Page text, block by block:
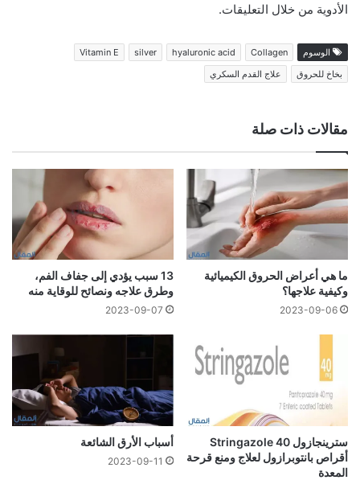
الأدوية من خلال التعليقات.
الوسوم Collagen
hyaluronic acid
silver
Vitamin E
بخاخ للحروق
علاج القدم السكري
مقالات ذات صلة
ما هي أعراض الحروق الكيميائية
وكيفية علاجها؟
2023-09-06
13 سبب يؤدي إلى جفاف الفم،
وطرق علاجه ونصائح للوقاية منه
2023-09-07
سترينجازول 40 Stringazole
أقراص بانتوبرازول لعلاج ومنع قرحة
المعدة
أسباب الأرق الشائعة
2023-09-11